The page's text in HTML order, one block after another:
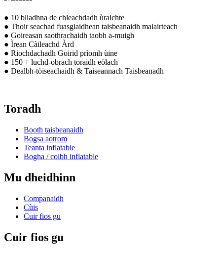
● 10 bliadhna de chleachdadh ùraichte
● Thoir seachad fuasglaidhean taisbeanaidh malairteach
● Goireasan saothrachaidh taobh a-muigh
● Ìrean Càileachd Àrd
● Riochdachadh Goirid prìomh ùine
● 150 + luchd-obrach toraidh eòlach
● Dealbh-tòiseachaidh & Taiseannach Taisbeanadh
Toradh
Booth taisbeanaidh
Bogsa aotrom
Teanta inflatable
Bogha / colbh inflatable
Mu dheidhinn
Companaidh
Cùis
Cuir fios gu
Cuir fios gu